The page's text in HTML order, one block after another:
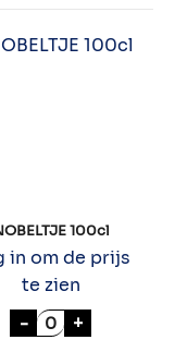
50cl aantal
100cl
in om de prijs
te zien
- NOBELTJE
+